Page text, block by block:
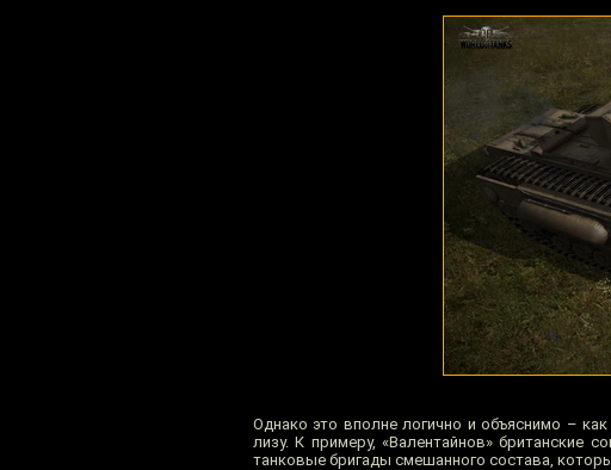
Однако это вполне логично и объяснимо –
лизу. К примеру, «Валентайнов» британские
танковые бригады смешанного состава,